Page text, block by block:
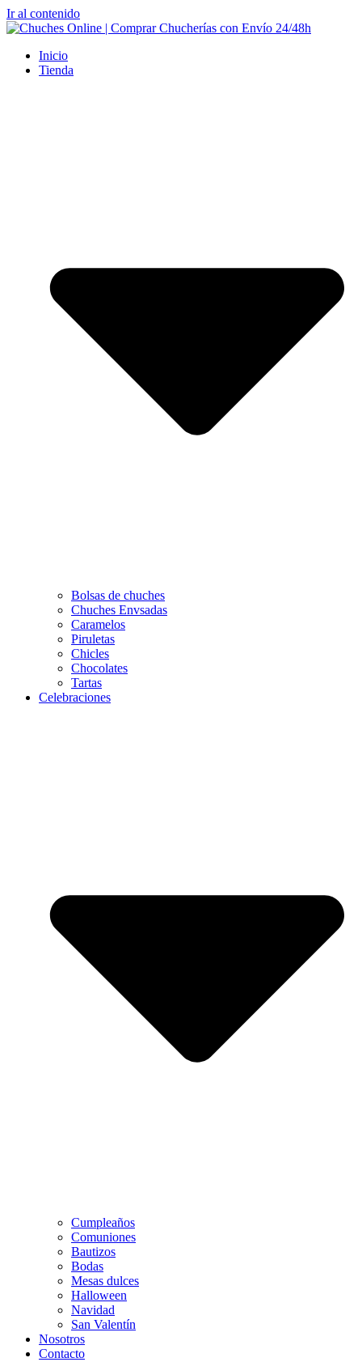
Ir al contenido
Inicio
Tienda
Bolsas de chuches
Chuches Envsadas
Caramelos
Piruletas
Chicles
Chocolates
Tartas
Celebraciones
Cumpleaños
Comuniones
Bautizos
Bodas
Mesas dulces
Halloween
Navidad
San Valentín
Nosotros
Contacto